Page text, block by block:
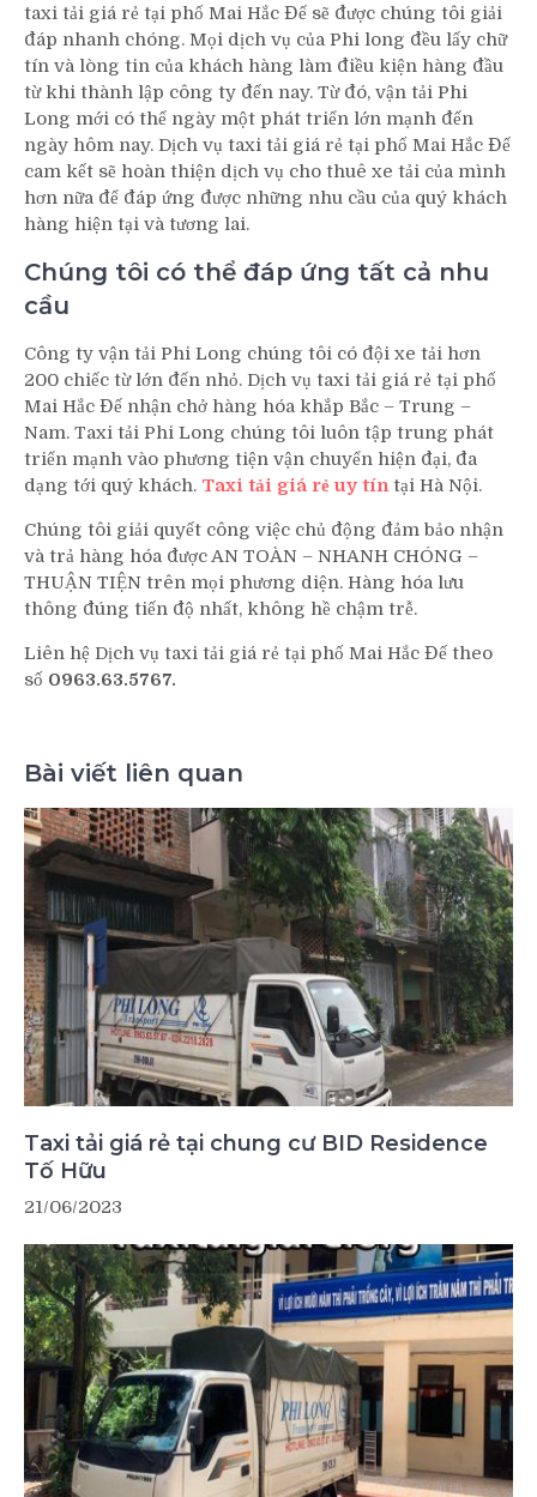
taxi tải giá rẻ tại phố Mai Hắc Đế sẽ được chúng tôi giải
đáp nhanh chóng. Mọi dịch vụ của Phi long đều lấy chữ
tín và lòng tin của khách hàng làm điều kiện hàng đầu
từ khi thành lập công ty đến nay. Từ đó, vận tải Phi
Long mới có thể ngày một phát triển lớn mạnh đến
ngày hôm nay. Dịch vụ taxi tải giá rẻ tại phố Mai Hắc Đế
cam kết sẽ hoàn thiện dịch vụ cho thuê xe tải của mình
hơn nữa để đáp ứng được những nhu cầu của quý khách
hàng hiện tại và tương lai.
Chúng tôi có thể đáp ứng tất cả nhu
cầu
Công ty vận tải Phi Long chúng tôi có đội xe tải hơn
200 chiếc từ lớn đến nhỏ. Dịch vụ taxi tải giá rẻ tại phố
Mai Hắc Đế nhận chở hàng hóa khắp Bắc – Trung –
Nam. Taxi tải Phi Long chúng tôi luôn tập trung phát
triển mạnh vào phương tiện vận chuyển hiện đại, đa
dạng tới quý khách. Taxi tải giá rẻ uy tíntại Hà Nội.
Chúng tôi giải quyết công việc chủ động đảm bảo nhận
và trả hàng hóa được AN TOÀN – NHANH CHÓNG –
THUẬN TIỆN trên mọi phương diện. Hàng hóa lưu
thông đúng tiến độ nhất, không hề chậm trễ.
Liên hệ Dịch vụ taxi tải giá rẻ tại phố Mai Hắc Đế theo
số 0963.63.5767.
Bài viết liên quan
Taxi tải giá rẻ tại chung cư BID Residence
Tố Hữu
21/06/2023